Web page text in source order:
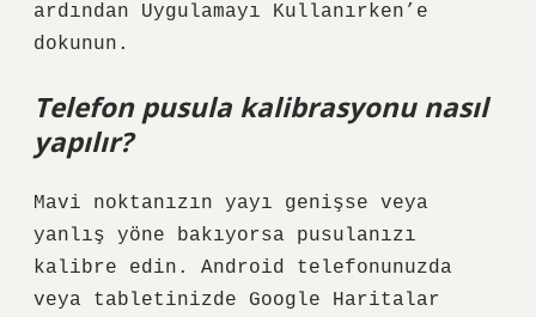
ardından Uygulamayı Kullanırken’e
dokunun.
Telefon pusula kalibrasyonu nasıl
yapılır?
Mavi noktanızın yayı genişse veya
yanlış yöne bakıyorsa pusulanızı
kalibre edin. Android telefonunuzda
veya tabletinizde Google Haritalar